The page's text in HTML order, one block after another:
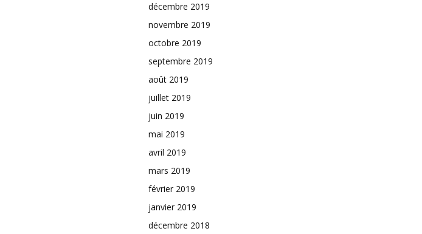
décembre 2019
novembre 2019
octobre 2019
septembre 2019
août 2019
juillet 2019
juin 2019
mai 2019
avril 2019
mars 2019
février 2019
janvier 2019
décembre 2018